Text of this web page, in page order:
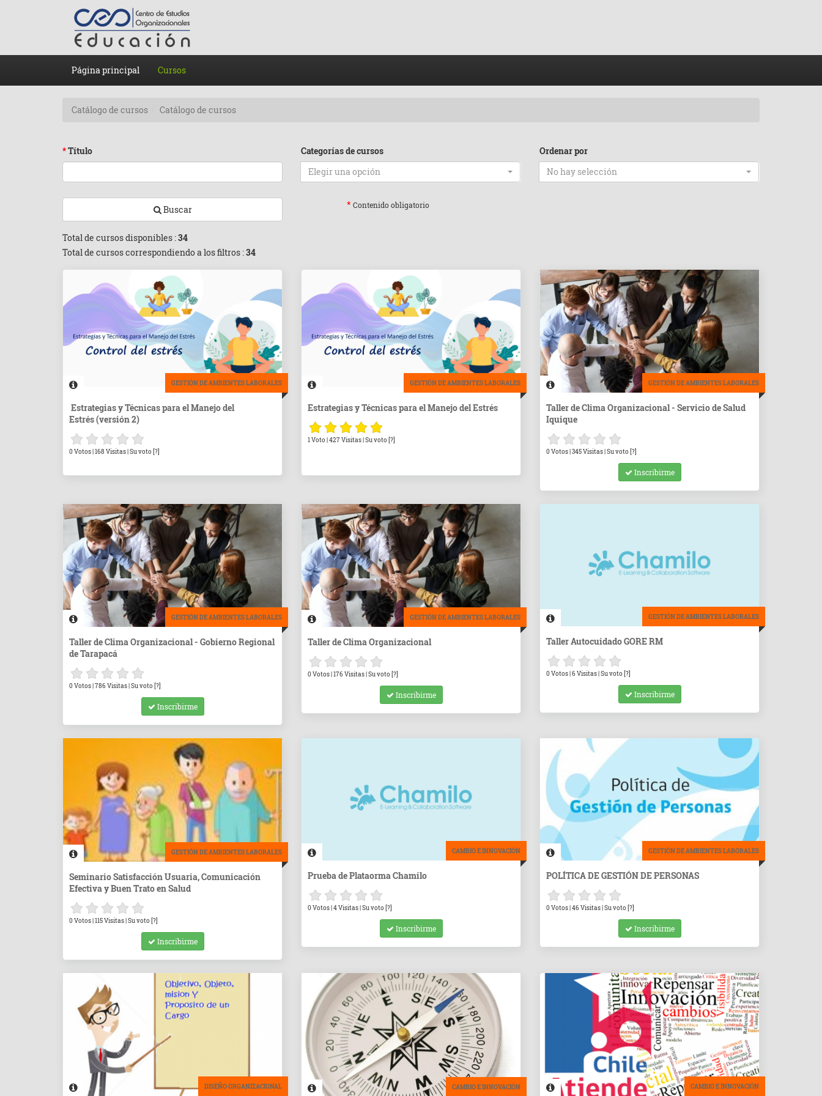
Página principal Cursos
Catálogo de cursos Catálogo de cursos
*Título
Categorías de cursos
Elegir una opción
Ordenar por
No hay selección
Buscar * Contenido obligatorio
Total de cursos disponibles :34
Total de cursos correspondiendo a los filtros :34
GESTIÓN DE AMBIENTES LABORALES
Estrategias y Técnicas para el Manejo del
Estrés (versión 2)
0 Votos | 168 Visitas | Su voto [?]
GESTIÓN DE AMBIENTES LABORALES
Estrategias y Técnicas para el Manejo del Estrés
1 Voto | 427 Visitas | Su voto [?]
GESTIÓN DE AMBIENTES LABORALES
Taller de Clima Organizacional - Servicio de Salud
Iquique
0 Votos | 345 Visitas | Su voto [?]
Inscribirme
GESTIÓN DE AMBIENTES LABORALES
Taller de Clima Organizacional - Gobierno Regional
de Tarapacá
0 Votos | 786 Visitas | Su voto [?]
Inscribirme
GESTIÓN DE AMBIENTES LABORALES
Taller de Clima Organizacional
0 Votos | 176 Visitas | Su voto [?]
Inscribirme
GESTIÓN DE AMBIENTES LABORALES
Taller Autocuidado GORE RM
0 Votos | 6 Visitas | Su voto [?]
Inscribirme
GESTIÓN DE AMBIENTES LABORALES
Seminario Satisfacción Usuaria, Comunicación
Efectiva y Buen Trato en Salud
0 Votos | 115 Visitas | Su voto [?]
Inscribirme
CAMBIO E INNOVACIÓN
Prueba de Plataorma Chamilo
0 Votos | 4 Visitas | Su voto [?]
Inscribirme
GESTIÓN DE AMBIENTES LABORALES
POLÍTICA DE GESTIÓN DE PERSONAS
0 Votos | 46 Visitas | Su voto [?]
Inscribirme
DISEÑO ORGANIZACIONAL CAMBIO E INNOVACIÓN CAMBIO E INNOVACIÓN